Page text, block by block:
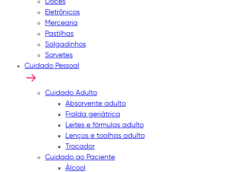
Doces
Eletrônicos
Mercearia
Pastilhas
Salgadinhos
Sorvetes
Cuidado Pessoal
Cuidado Adulto
Absorvente adulto
Fralda geriátrica
Leites e fórmulas adulto
Lenços e toalhas adulto
Trocador
Cuidado ao Paciente
Álcool